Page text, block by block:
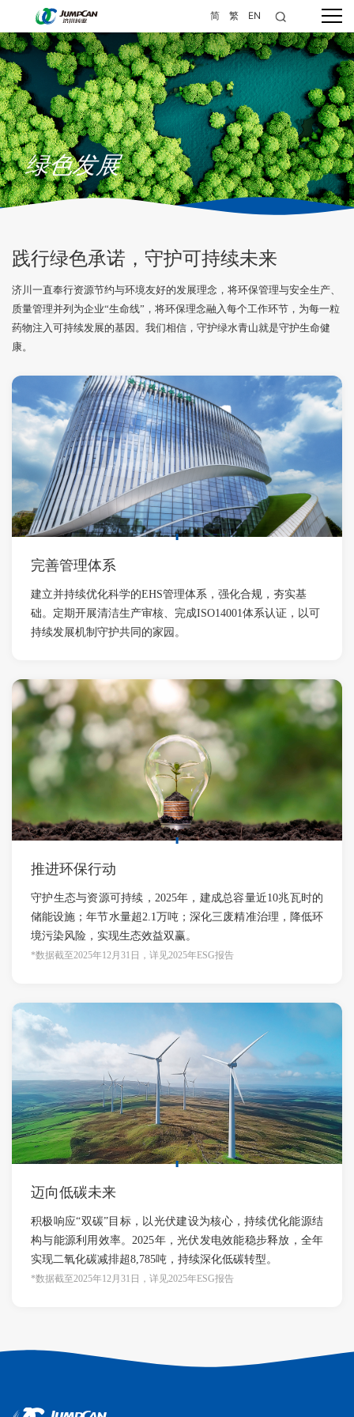
简 繁 EN
绿色发展
践行绿色承诺，守护可持续未来​
济川一直奉行资源节约与环境友好的发展理念，将环保管理与安全生产、
质量管理并列为企业“生命线”，将环保理念融入每个工作环节，为每一粒
药物注入可持续发展的基因。我们相信，守护绿水青山就是守护生命健
康。​
完善管理体系
建立并持续优化科学的EHS管理体系，强化合规，夯实基
础。定期开展清洁生产审核、完成ISO14001体系认证，以可
持续发展机制守护共同的家园。​
推进环保行动
守护生态与资源可持续，2025年，建成总容量近10兆瓦时的
储能设施；年节水量超2.1万吨；深化三废精准治理，降低环
境污染风险，实现生态效益双赢。
*数据截至2025年12月31日，详见2025年ESG报告
迈向低碳未来
积极响应“双碳”目标，以光伏建设为核心，持续优化能源结
构与能源利用效率。2025年，光伏发电效能稳步释放，全年
实现二氧化碳减排超8,785吨，持续深化低碳转型。
*数据截至2025年12月31日，详见2025年ESG报告